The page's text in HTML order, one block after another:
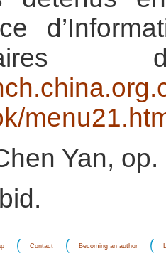
Yan, op.
Contact Becoming an author